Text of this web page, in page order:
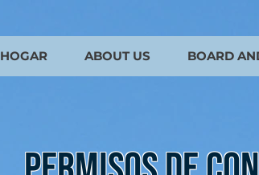
HOGAR ABOUT US BOARD